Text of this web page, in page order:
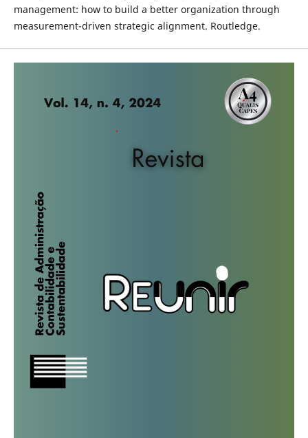
management: how to build a better organization through
measurement-driven strategic alignment. Routledge.